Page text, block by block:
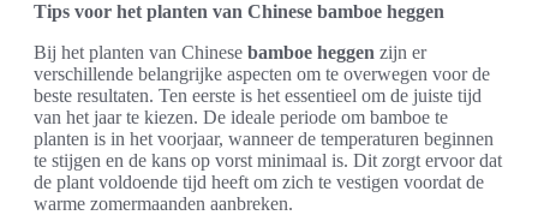
Tips voor het planten van Chinese bamboe heggen
Bij het planten van Chinese bamboe heggen zijn er
verschillende belangrijke aspecten om te overwegen voor de
beste resultaten. Ten eerste is het essentieel om de juiste tijd
van het jaar te kiezen. De ideale periode om bamboe te
planten is in het voorjaar, wanneer de temperaturen beginnen
te stijgen en de kans op vorst minimaal is. Dit zorgt ervoor dat
de plant voldoende tijd heeft om zich te vestigen voordat de
warme zomermaanden aanbreken.